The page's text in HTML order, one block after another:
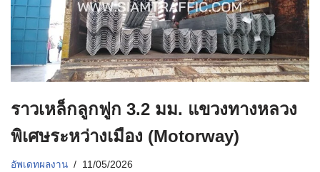
ราวเหล็กลูกฟูก 3.2 มม. แขวงทางหลวง
พิเศษระหว่างเมือง (Motorway)
อัพเดทผลงาน 11/05/2026